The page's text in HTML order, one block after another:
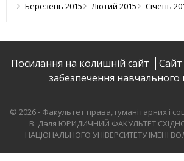
Березень 2015
Лютий 2015 Січень
Посилання на колишній сайт
Сайт
забезпечення навчального
© 2026 - Факультет права, гуманітарних і
В. Даля ЮРИДИЧНИЙ ФАКУЛЬТЕТ
НАЦІОНАЛЬНОГО УНІВЕРСИТЕТУ ІМЕНІ